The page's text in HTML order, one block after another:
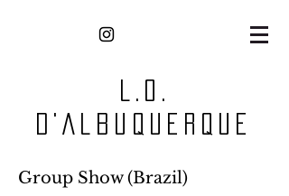
D'Albuquerque
Group Show (Brazil)